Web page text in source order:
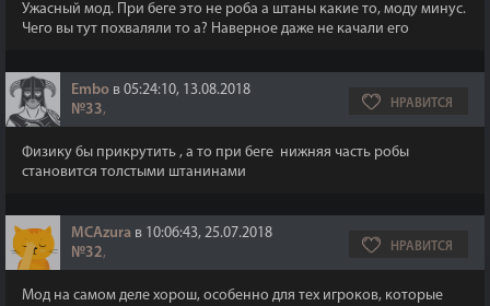
Ужасный мод. При беге это не роба а штаны какие то, моду минус.
Чего вы тут похваляли то а? Наверное даже не качали его
Embo в 05:24:10, 13.08.2018
№33, НРАВИТСЯ
Физику бы прикрутить , а то при беге нижняя часть робы
становится толстыми штанинами
MCAzura в 10:06:43, 25.07.2018
№32, НРАВИТСЯ
Мод на самом деле хорош, особенно для тех игроков, которые